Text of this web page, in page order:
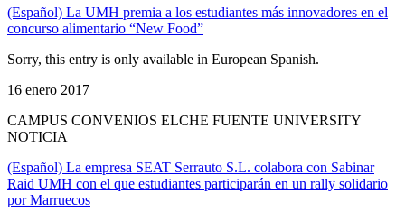
(Español) La UMH premia a los estudiantes más innovadores en el
concurso alimentario “New Food”
Sorry, this entry is only available in European Spanish.
16 enero 2017
CAMPUS CONVENIOS ELCHE FUENTE UNIVERSITY
NOTICIA
(Español) La empresa SEAT Serrauto S.L. colabora con Sabinar
Raid UMH con el que estudiantes participarán en un rally solidario
por Marruecos